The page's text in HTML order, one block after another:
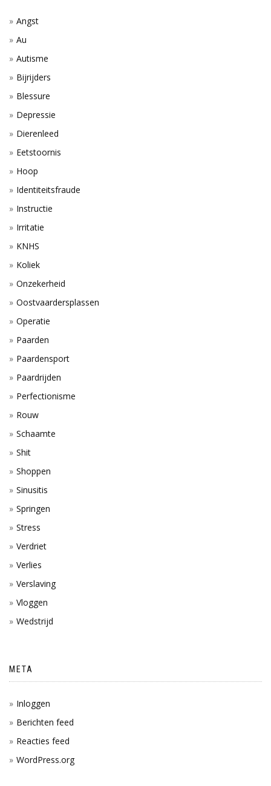
Angst
Au
Autisme
Bijrijders
Blessure
Depressie
Dierenleed
Eetstoornis
Hoop
Identiteitsfraude
Instructie
Irritatie
KNHS
Koliek
Onzekerheid
Oostvaardersplassen
Operatie
Paarden
Paardensport
Paardrijden
Perfectionisme
Rouw
Schaamte
Shit
Shoppen
Sinusitis
Springen
Stress
Verdriet
Verlies
Verslaving
Vloggen
Wedstrijd
META
Inloggen
Berichten feed
Reacties feed
WordPress.org